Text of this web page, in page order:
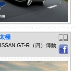
極
GT-R（四）傳動